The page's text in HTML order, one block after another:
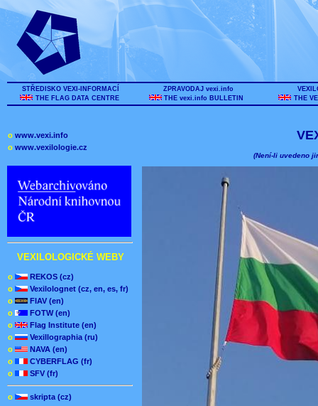
STŘEDISKO VEXI-INFORMACÍ
THE FLAG DATA CENTRE
ZPRAVODAJ vexi.info
THE vexi.info BULLETIN
THE
o www.vexi.info
o www.vexilologie.cz
VEXILOLOGICKÉ WEBY
o
REKOS (cz)
o
Vexilolognet (cz, en, es, fr)
o
FIAV (en)
o
FOTW (en)
o
Flag Institute (en)
o
Vexillographia (ru)
o
NAVA (en)
o
CYBERFLAG (fr)
o
SFV (fr)
o skripta (cz)
(Není-li uvedeno